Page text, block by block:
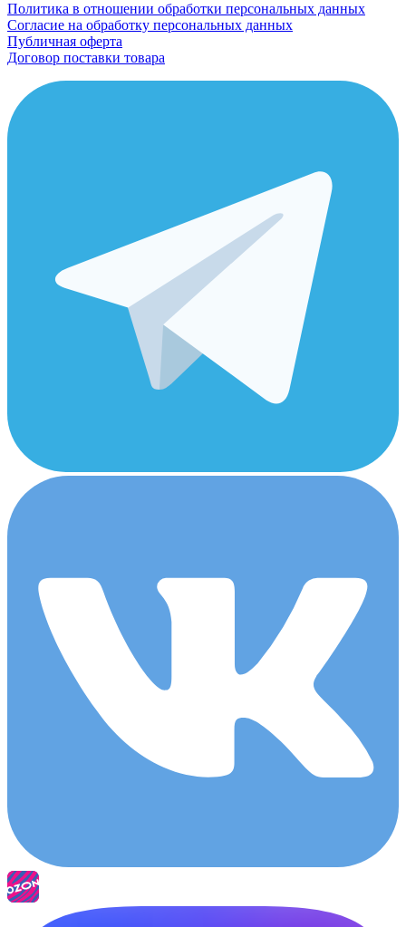
Политика в отношении обработки персональных данных
Согласие на обработку персональных данных
Публичная оферта
Договор поставки товара